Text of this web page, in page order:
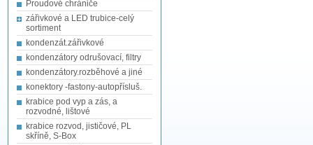
Proudové chrániče
zářivkové a LED trubice-celý
sortiment
kondenzát.zářivkové
kondenzátory odrušovací, filtry
kondenzátory.rozběhové a jiné
konektory -fastony-autopřísluš.
krabice pod vyp a zás, a
rozvodné, lištové
krabice rozvod, jističové, PL
skříně, S-Box